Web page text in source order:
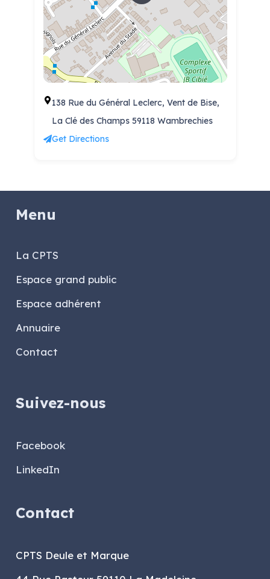
138 Rue du Général Leclerc, Vent de Bise,
La Clé des Champs 59118 Wambrechies
Get Directions
Menu
La CPTS
Espace grand public
Espace adhérent
Annuaire
Contact
Suivez-nous
Facebook
LinkedIn
Contact
CPTS Deule et Marque